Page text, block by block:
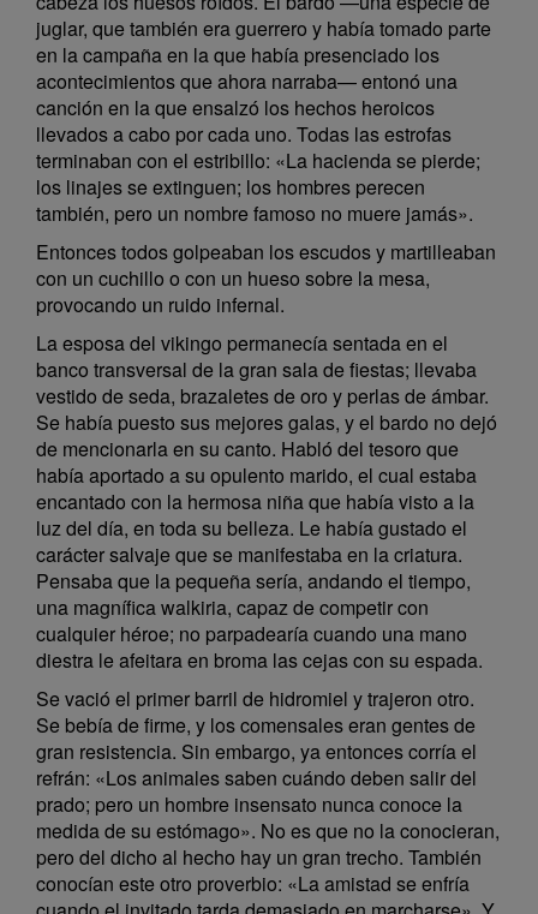
juglar, que también era guerrero y había tomado parte
en la campaña en la que había presenciado los
acontecimientos que ahora narraba— entonó una
canción en la que ensalzó los hechos heroicos
llevados a cabo por cada uno. Todas las estrofas
terminaban con el estribillo: «La hacienda se pierde;
los linajes se extinguen; los hombres perecen
también, pero un nombre famoso no muere jamás».
Entonces todos golpeaban los escudos y martilleaban
con un cuchillo o con un hueso sobre la mesa,
provocando un ruido infernal.
La esposa del vikingo permanecía sentada en el
banco transversal de la gran sala de fiestas; llevaba
vestido de seda, brazaletes de oro y perlas de ámbar.
Se había puesto sus mejores galas, y el bardo no dejó
de mencionarla en su canto. Habló del tesoro que
había aportado a su opulento marido, el cual estaba
encantado con la hermosa niña que había visto a la
luz del día, en toda su belleza. Le había gustado el
carácter salvaje que se manifestaba en la criatura.
Pensaba que la pequeña sería, andando el tiempo,
una magnífica walkiria, capaz de competir con
cualquier héroe; no parpadearía cuando una mano
diestra le afeitara en broma las cejas con su espada.
Se vació el primer barril de hidromiel y trajeron otro.
Se bebía de firme, y los comensales eran gentes de
gran resistencia. Sin embargo, ya entonces corría el
refrán: «Los animales saben cuándo deben salir del
prado; pero un hombre insensato nunca conoce la
medida de su estómago». No es que no la conocieran,
pero del dicho al hecho hay un gran trecho. También
conocían este otro proverbio: «La amistad se enfría